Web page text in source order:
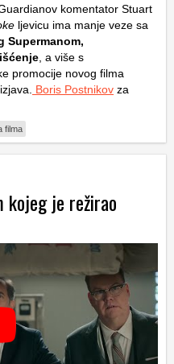
komentator Stuart
ljevicu ima manje veze sa
Supermanom,
, a više s
promocije novog filma
Boris Postnikov za
filma
je režirao